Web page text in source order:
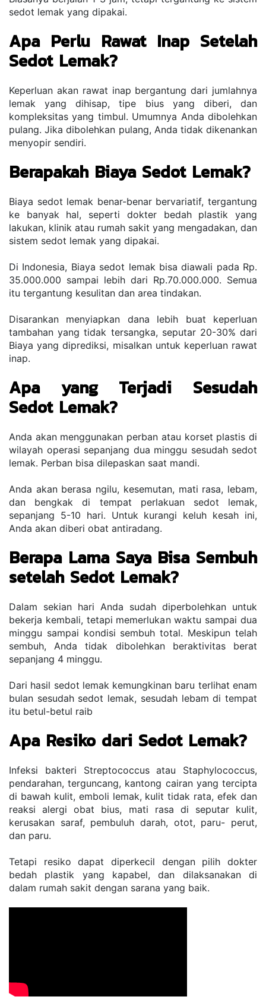
sedot lemak yang dipakai.
Apa Perlu Rawat Inap Setelah
Sedot Lemak?
Keperluan akan rawat inap bergantung dari jumlahnya
lemak yang dihisap, tipe bius yang diberi, dan
kompleksitas yang timbul. Umumnya Anda dibolehkan
pulang. Jika dibolehkan pulang, Anda tidak dikenankan
menyopir sendiri.
Berapakah Biaya Sedot Lemak?
Biaya sedot lemak benar-benar bervariatif, tergantung
ke banyak hal, seperti dokter bedah plastik yang
lakukan, klinik atau rumah sakit yang mengadakan, dan
sistem sedot lemak yang dipakai.
Di Indonesia, Biaya sedot lemak bisa diawali pada Rp.
35.000.000 sampai lebih dari Rp.70.000.000. Semua
itu tergantung kesulitan dan area tindakan.
Disarankan menyiapkan dana lebih buat keperluan
tambahan yang tidak tersangka, seputar 20-30% dari
Biaya yang diprediksi, misalkan untuk keperluan rawat
inap.
Apa yang Terjadi Sesudah
Sedot Lemak?
Anda akan menggunakan perban atau korset plastis di
wilayah operasi sepanjang dua minggu sesudah sedot
lemak. Perban bisa dilepaskan saat mandi.
Anda akan berasa ngilu, kesemutan, mati rasa, lebam,
dan bengkak di tempat perlakuan sedot lemak,
sepanjang 5-10 hari. Untuk kurangi keluh kesah ini,
Anda akan diberi obat antiradang.
Berapa Lama Saya Bisa Sembuh
setelah Sedot Lemak?
Dalam sekian hari Anda sudah diperbolehkan untuk
bekerja kembali, tetapi memerlukan waktu sampai dua
minggu sampai kondisi sembuh total. Meskipun telah
sembuh, Anda tidak dibolehkan beraktivitas berat
sepanjang 4 minggu.
Dari hasil sedot lemak kemungkinan baru terlihat enam
bulan sesudah sedot lemak, sesudah lebam di tempat
itu betul-betul raib
Apa Resiko dari Sedot Lemak?
Infeksi bakteri Streptococcus atau Staphylococcus,
pendarahan, terguncang, kantong cairan yang tercipta
di bawah kulit, emboli lemak, kulit tidak rata, efek dan
reaksi alergi obat bius, mati rasa di seputar kulit,
kerusakan saraf, pembuluh darah, otot, paru- perut,
dan paru.
Tetapi resiko dapat diperkecil dengan pilih dokter
bedah plastik yang kapabel, dan dilaksanakan di
dalam rumah sakit dengan sarana yang baik.